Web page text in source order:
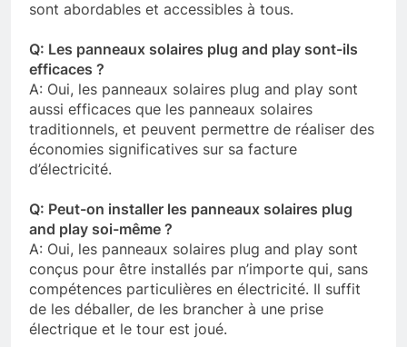
sont abordables et accessibles à tous.
Q: Les panneaux solaires plug and play sont-ils
efficaces ?
A: Oui, les panneaux solaires plug and play sont
aussi efficaces que les panneaux solaires
traditionnels, et peuvent permettre de réaliser des
économies significatives sur sa facture
d’électricité.
Q: Peut-on installer les panneaux solaires plug
and play soi-même ?
A: Oui, les panneaux solaires plug and play sont
conçus pour être installés par n’importe qui, sans
compétences particulières en électricité. Il suffit
de les déballer, de les brancher à une prise
électrique et le tour est joué.